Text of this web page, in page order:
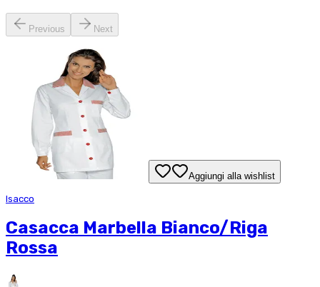
Previous Next
Aggiungi alla wishlist
Isacco
Casacca Marbella Bianco/Riga
Rossa